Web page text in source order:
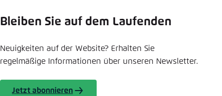
Bleiben Sie auf dem Laufenden
Neuigkeiten auf der Website? Erhalten Sie
regelmäßige Informationen über unseren Newsletter.
Jetzt abonnieren